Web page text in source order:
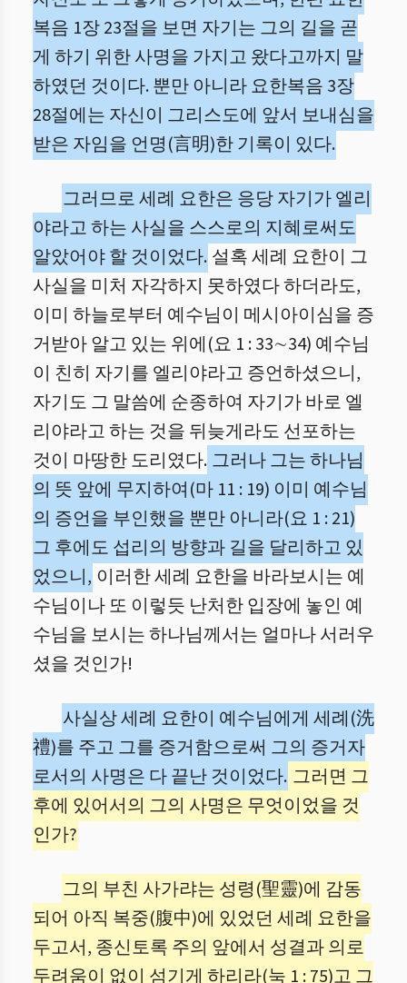
복음 1장 23절을 보면 자기는 그의 길을 곧
게 하기 위한 사명을 가지고 왔다고까지 말
하였던 것이다. 뿐만 아니라 요한복음 3장
28절에는 자신이 그리스도에 앞서 보내심을
받은 자임을 언명(言明)한 기록이 있다.
그러므로 세례 요한은 응당 자기가 엘리
야라고 하는 사실을 스스로의 지혜로써도
알았어야 할 것이었다. 설혹 세례 요한이 그
사실을 미처 자각하지 못하였다 하더라도,
이미 하늘로부터 예수님이 메시아이심을 증
거받아 알고 있는 위에(요 1 : 33∼34) 예수님
이 친히 자기를 엘리야라고 증언하셨으니,
자기도 그 말씀에 순종하여 자기가 바로 엘
리야라고 하는 것을 뒤늦게라도 선포하는
것이 마땅한 도리였다. 그러나 그는 하나님
의 뜻 앞에 무지하여(마 11 : 19) 이미 예수님
의 증언을 부인했을 뿐만 아니라(요 1 : 21)
그 후에도 섭리의 방향과 길을 달리하고 있
었으니, 이러한 세례 요한을 바라보시는 예
수님이나 또 이렇듯 난처한 입장에 놓인 예
수님을 보시는 하나님께서는 얼마나 서러우
셨을 것인가!
사실상 세례 요한이 예수님에게 세례(洗
禮)를 주고 그를 증거함으로써 그의 증거자
로서의 사명은 다 끝난 것이었다. 그러면 그
후에 있어서의 그의 사명은 무엇이었을 것
인가?
그의 부친 사가랴는 성령(聖靈)에 감동
되어 아직 복중(腹中)에 있었던 세례 요한을
두고서, 종신토록 주의 앞에서 성결과 의로
두려움이 없이 섬기게 하리라(눅 1 : 75)고 그